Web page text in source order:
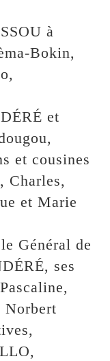
à
Bokin,
et
et cousines
Charles,
et Marie
Général de
ses
Norbert